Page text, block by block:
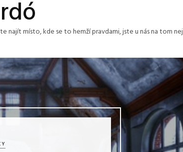
najít místo, kde se to hemží pravdami, jste u nás na tom